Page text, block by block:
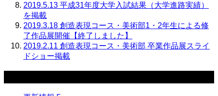
2019.5.13 平成31年度大学入試結果（大学進路実績）
を掲載
2019.3.18 創造表現コース・美術部1・2年生による修
了作品展開催【終了しました】
2019.2.11 創造表現コース・美術部 卒業作品展スライ
ドショー掲載